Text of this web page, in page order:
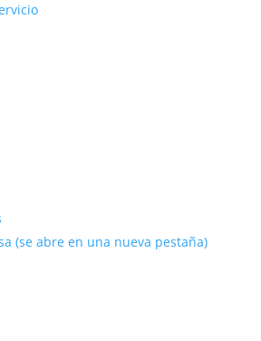
(se abre en una nueva pestaña)